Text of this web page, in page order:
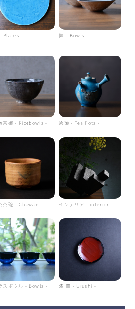
Plates - 鉢 - Bowls -
茶碗 - Ricebowls - 急須 - Tea Pots -
茶碗 - Chawan - インテリア - interior -
スボウル - Bowls - 漆 皿 - Urushi -